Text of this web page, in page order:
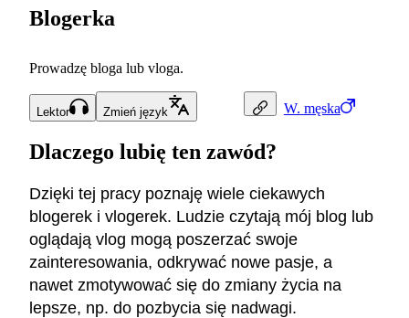
W. męska
Blogerka
Prowadzę bloga lub vloga.
Lektor Zmień język
Dlaczego lubię ten zawód?
Dzięki tej pracy poznaję wiele ciekawych
blogerek i vlogerek. Ludzie czytają mój blog lub
oglądają vlog mogą poszerzać swoje
zainteresowania, odkrywać nowe pasje, a
nawet zmotywować się do zmiany życia na
lepsze, np. do pozbycia się nadwagi.